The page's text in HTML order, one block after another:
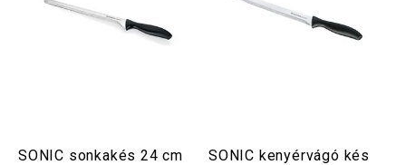
SONIC sonkakés 24 cm
SONIC kenyérvágó kés